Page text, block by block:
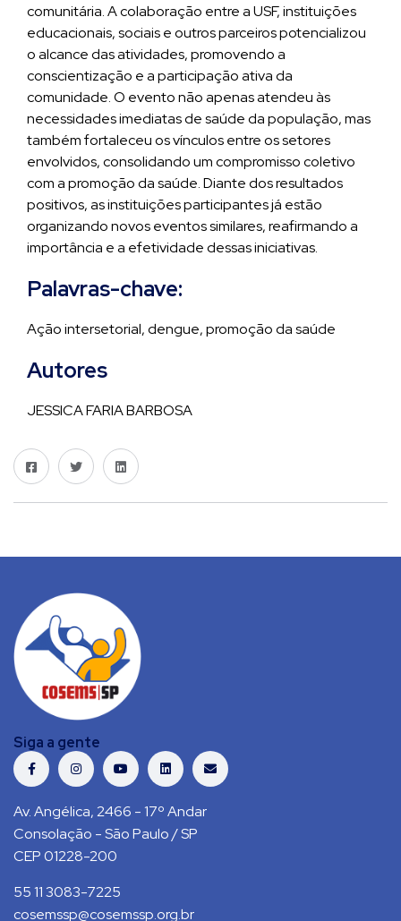
comunitária. A colaboração entre a USF, instituições
educacionais, sociais e outros parceiros potencializou
o alcance das atividades, promovendo a
conscientização e a participação ativa da
comunidade. O evento não apenas atendeu às
necessidades imediatas de saúde da população, mas
também fortaleceu os vínculos entre os setores
envolvidos, consolidando um compromisso coletivo
com a promoção da saúde. Diante dos resultados
positivos, as instituições participantes já estão
organizando novos eventos similares, reafirmando a
importância e a efetividade dessas iniciativas.
Palavras-chave:
Ação intersetorial, dengue, promoção da saúde
Autores
JESSICA FARIA BARBOSA
Siga a gente
Av. Angélica, 2466 - 17º Andar
Consolação - São Paulo / SP
CEP 01228-200
55 11 3083-7225
cosemssp@cosemssp.org.br